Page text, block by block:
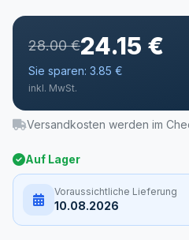
28.00 €24.15 €
Sie sparen: 3.85 €
inkl. MwSt.
Versandkosten werden im
Auf Lager
Voraussichtliche Lieferung
10.08.2026